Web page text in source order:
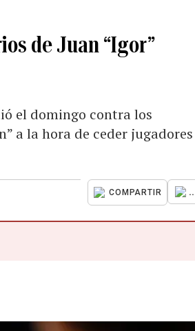
de Juan “Igor”
el domingo contra los
a la hora de ceder jugadores
COMPARTIR